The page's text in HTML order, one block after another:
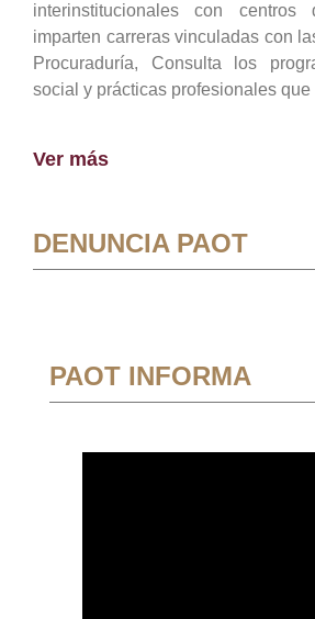
interinstitucionales con
imparten carreras vinculadas con
Procuraduría, Consulta los
social y prácticas profesionales que
Ver más
DENUNCIA PAOT
PAOT INFORMA